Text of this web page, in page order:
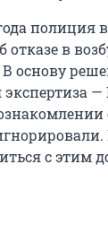
полиция
отказе в
В основу
экспертиза
с этим